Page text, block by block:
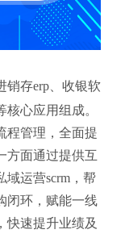
销存erp、收银软
心应用组成。
程管理，全面提
方面通过提供互
域运营scrm，帮
闭环，赋能一线
快速提升业绩及